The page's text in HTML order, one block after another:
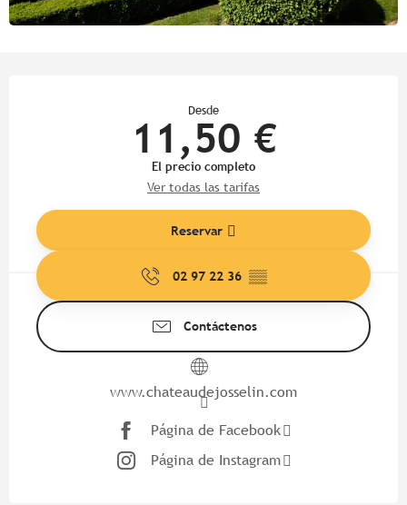
Desde
11,50 €
El precio completo
Ver todas las tarifas
Reservar
02 97 22 36 ▒▒
Contáctenos
www.chateaudejosselin.com
Página de Facebook
Página de Instagram